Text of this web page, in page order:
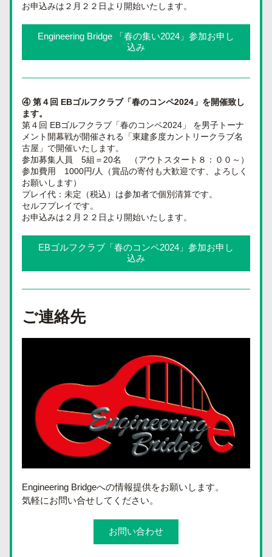
お申込みは２月２２日より開始いたします。
Engineering Bridge 「春の集い2024」参加お申し
込み
④ 第４回 EBゴルフクラブ「春のコンペ2024」を開催致し
ます。
第４回 EBゴルフクラブ「春のコンペ2024」 を男子トーナ
メント開幕戦が開催される「東建多度カントリークラブ名
古屋」で開催いたします。
参加募集人員　5組＝20名　（アウトスタート８：００～）
参加費用　1000円/人（賞品の寄付も大歓迎です、よろしく
お願いします）
プレイ代：未定（税込）は参加者で個別清算です。
セルフプレイです。
お申込みは２月２２日より開始いたします。
EBゴルフクラブ「春のコンペ2024」参加お申し
込み
ご連絡先
Engineering Bridgeへの情報提供をお願いします。
気軽にお問い合せしてください。
お問い合わせ